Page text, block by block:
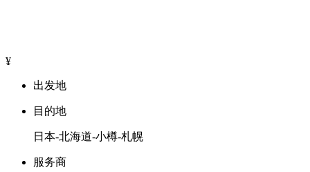
¥
出发地
目的地
日本-北海道-小樽-札幌
服务商